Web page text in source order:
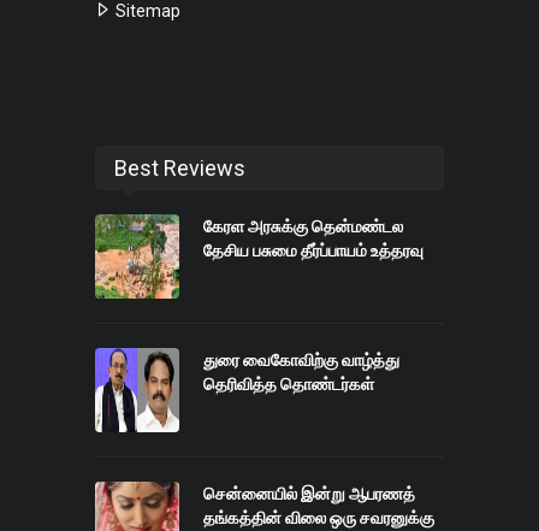
Sitemap
Best Reviews
கேரள அரசுக்கு தென்மண்டல
தேசிய பசுமை தீர்ப்பாயம் உத்தரவு
துரை வைகோவிற்கு வாழ்த்து
தெரிவித்த தொண்டர்கள்
சென்னையில் இன்று ஆபரணத்
தங்கத்தின் விலை ஒரு சவரனுக்கு